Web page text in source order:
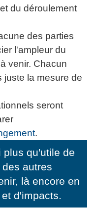
du déroulement
des parties
l'ampleur du
venir. Chacun
juste la mesure de
seront
.
plus qu'utile de
autres
là encore en
d'impacts.